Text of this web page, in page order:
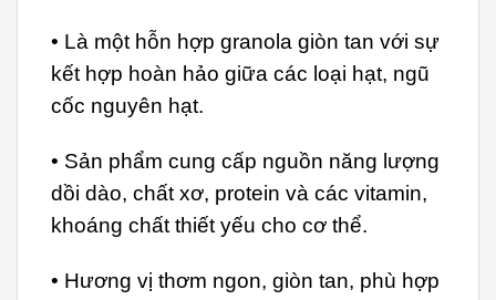
• Là một hỗn hợp granola giòn tan với sự
kết hợp hoàn hảo giữa các loại hạt, ngũ
cốc nguyên hạt.
• Sản phẩm cung cấp nguồn năng lượng
dồi dào, chất xơ, protein và các vitamin,
khoáng chất thiết yếu cho cơ thể.
• Hương vị thơm ngon, giòn tan, phù hợp